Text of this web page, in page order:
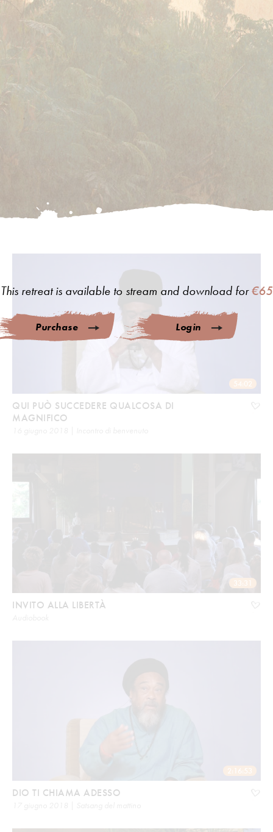
54:02
QUI PUÒ SUCCEDERE QUALCOSA DI
MAGNIFICO
33:31
INVITO ALLA LIBERTÀ
2:16:53
DIO TI CHIAMA ADESSO
This retreat is available to stream and download for€65
Purchase Login